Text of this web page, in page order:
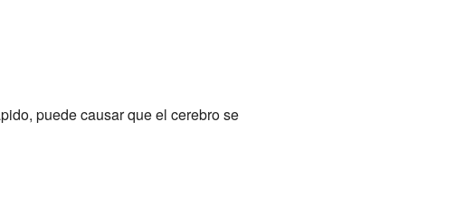
puede causar que el cerebro se